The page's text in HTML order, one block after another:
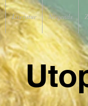
Literatur Nirgends